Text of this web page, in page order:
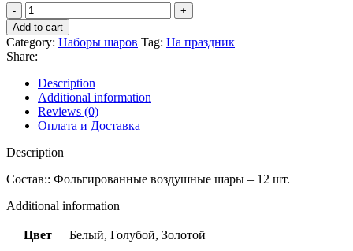
Набор
Воздушных
Шаров
"Белый,
Золотой,
Голубой"
quantity
Add to cart
Category: Наборы шаров Tag: На праздник
Share:
Description
Additional information
Reviews (0)
Оплата и Доставка
Description
Состав:: Фольгированные воздушные шары – 12 шт.
Additional information
Цвет Белый, Голубой, Золотой